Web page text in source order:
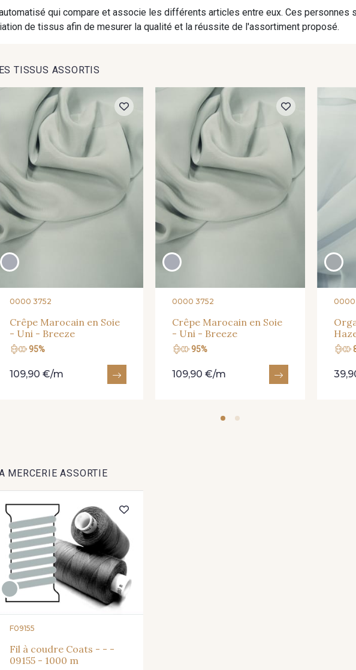
qui compare et associe les différents articles entre eux. Ces
de tissus afin de mesurer la qualité et la réussite de l'assortiment proposé.
TISSUS ASSORTIS
0000 3752
Crêpe Marocain en Soie
- Uni - Breeze
95%
109,90 €/m
0000 3752
Crêpe Marocain en Soie
- Uni - Breeze
95%
109,90 €/m
0000
MERCERIE ASSORTIE
F09155
Fil à coudre Coats - - -
09155 - 1000 m